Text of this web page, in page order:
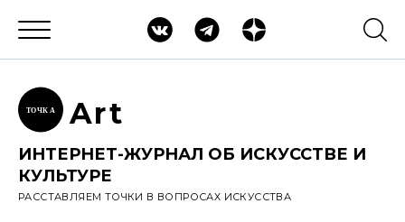
ТОЧК А Art
ИНТЕРНЕТ-ЖУРНАЛ ОБ ИСКУССТВЕ И
КУЛЬТУРЕ
РАССТАВЛЯЕМ ТОЧКИ В ВОПРОСАХ ИСКУССТВА